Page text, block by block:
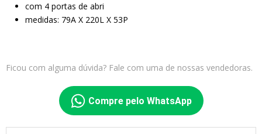
com 4 portas de abri
medidas: 79A X 220L X 53P
Ficou com alguma dúvida? Fale com uma de nossas vendedoras.
Compre pelo WhatsApp